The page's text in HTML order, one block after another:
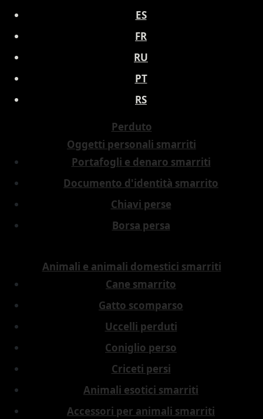
ES
FR
RU
PT
RS
Perduto
Oggetti personali smarriti
Portafogli e denaro smarriti
Documento d'identità smarrito
Chiavi perse
Borsa persa
Animali e animali domestici smarriti
Cane smarrito
Gatto scomparso
Uccelli perduti
Coniglio perso
Criceti persi
Animali esotici smarriti
Accessori per animali smarriti